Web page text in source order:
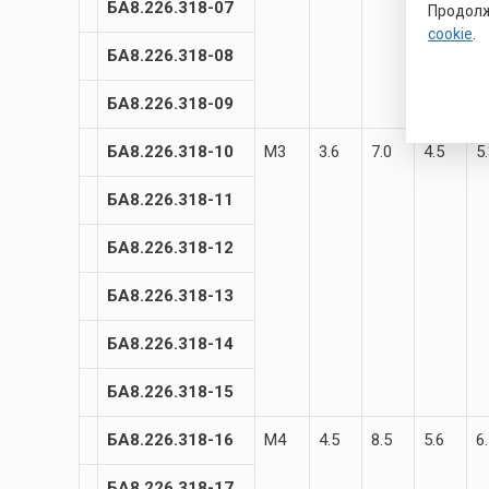
БА8.226.318-07
БА8.226.318-08
БА8.226.318-09
БА8.226.318-10 М3 3.6 7.0 4.5
БА8.226.318-11
БА8.226.318-12
БА8.226.318-13
БА8.226.318-14
БА8.226.318-15
БА8.226.318-16 М4 4.5 8.5 5.6
cookie